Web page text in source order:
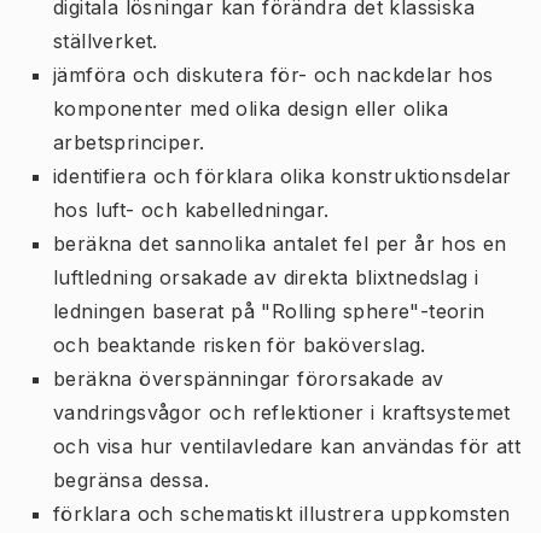
digitala lösningar kan förändra det klassiska
ställverket.
jämföra och diskutera för- och nackdelar hos
komponenter med olika design eller olika
arbetsprinciper.
identifiera och förklara olika konstruktionsdelar
hos luft- och kabelledningar.
beräkna det sannolika antalet fel per år hos en
luftledning orsakade av direkta blixtnedslag i
ledningen baserat på "Rolling sphere"-teorin
och beaktande risken för baköverslag.
beräkna överspänningar förorsakade av
vandringsvågor och reflektioner i kraftsystemet
och visa hur ventilavledare kan användas för att
begränsa dessa.
förklara och schematiskt illustrera uppkomsten